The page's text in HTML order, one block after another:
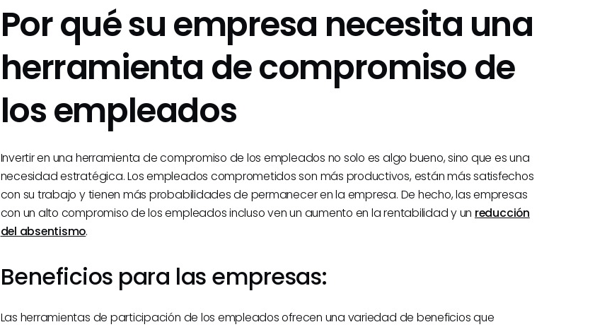
Por qué su empresa necesita una
herramienta de compromiso de
los empleados
Invertir en una herramienta de compromiso de los empleados no solo es algo bueno, sino que es una
necesidad estratégica. Los empleados comprometidos son más productivos, están más satisfechos
con su trabajo y tienen más probabilidades de permanecer en la empresa. De hecho, las empresas
con un alto compromiso de los empleados incluso ven un aumento en la rentabilidad y un reducción
del absentismo.
Beneficios para las empresas:
Las herramientas de participación de los empleados ofrecen una variedad de beneficios que